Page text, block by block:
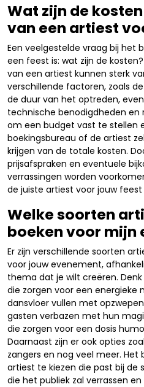
Wat zijn de
van een artiest
Een veelgestelde vraag bij het
een feest is: wat zijn de
van een artiest kunnen sterk
verschillende factoren, zoals
de duur van het optreden,
technische benodigdheden en
om een budget vast te stellen
boekingsbureau of de artiest
krijgen van de totale kosten.
prijsafspraken en eventuele
verrassingen worden
de juiste artiest voor jouw feest
Welke soorten
boeken voor mijn
Er zijn verschillende soorten
voor jouw evenement,
thema dat je wilt creëren.
die zorgen voor een energieke
dansvloer vullen met
gasten verbazen met hun
die zorgen voor een dosis
Daarnaast zijn er ook opties
zangers en nog veel meer. Het
artiest te kiezen die past bij de
die het publiek zal verrassen